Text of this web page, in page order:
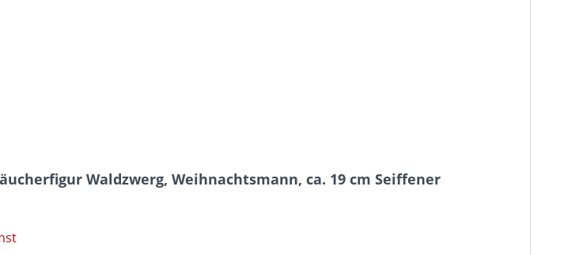
Waldzwerg, Weihnachtsmann, ca. 19 cm Seiffener